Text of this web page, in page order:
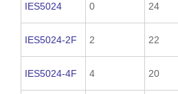
IES5024 0 24
IES5024-2F 2 22
IES5024-4F 4 20